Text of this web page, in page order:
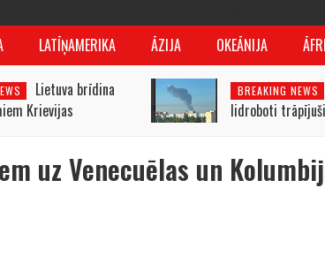
LATĪŅAMERIKA ĀZIJA OKEĀNIJA
Lietuva brīdina
Krievijas
BREAKING NEWS
lidroboti
uz Venecuēlas un